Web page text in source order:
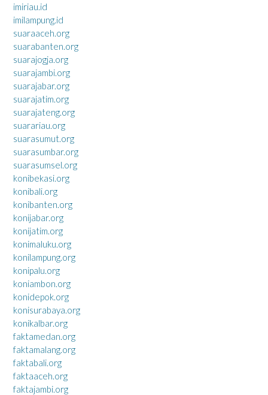
imiriau.id
imilampung.id
suaraaceh.org
suarabanten.org
suarajogja.org
suarajambi.org
suarajabar.org
suarajatim.org
suarajateng.org
suarariau.org
suarasumut.org
suarasumbar.org
suarasumsel.org
konibekasi.org
konibali.org
konibanten.org
konijabar.org
konijatim.org
konimaluku.org
konilampung.org
konipalu.org
koniambon.org
konidepok.org
konisurabaya.org
konikalbar.org
faktamedan.org
faktamalang.org
faktabali.org
faktaaceh.org
faktajambi.org